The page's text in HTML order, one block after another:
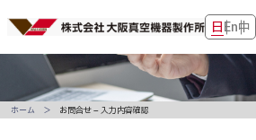
日En中
ホーム お問合せ – 入力内容確認